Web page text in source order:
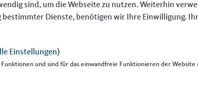
IM WEB
CDU/CSU Bundestagsfraktion
sind, um die Webseite zu nutzen. Weiterhin
Dienste, benötigen wir Ihre Einwilligung.
Einstellungen)
und sind für das einwandfreie Funktionieren der Website